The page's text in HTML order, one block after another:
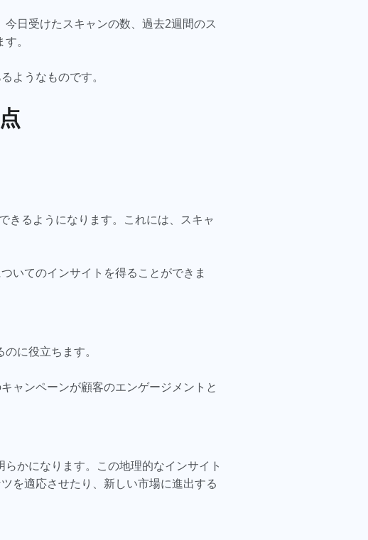
日受けたスキャンの数、過去2週間のス
。
ようなものです。
きるようになります。これには、スキャ
いてのインサイトを得ることができま
に役立ちます。
ャンペーンが顧客のエンゲージメントと
かになります。この地理的なインサイト
を適応させたり、新しい市場に進出する